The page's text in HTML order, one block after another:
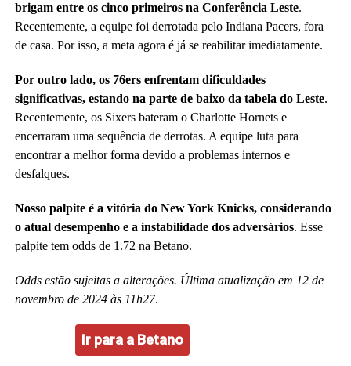
brigam entre os cinco primeiros na Conferência Leste.
Recentemente, a equipe foi derrotada pelo Indiana Pacers, fora
de casa. Por isso, a meta agora é já se reabilitar imediatamente.
Por outro lado, os 76ers enfrentam dificuldades
significativas, estando na parte de baixo da tabela do Leste.
Recentemente, os Sixers bateram o Charlotte Hornets e
encerraram uma sequência de derrotas. A equipe luta para
encontrar a melhor forma devido a problemas internos e
desfalques.
Nosso palpite é a vitória do New York Knicks, considerando
o atual desempenho e a instabilidade dos adversários. Esse
palpite tem odds de 1.72 na Betano.
Odds estão sujeitas a alterações. Última atualização em 12 de
novembro de 2024 às 11h27.